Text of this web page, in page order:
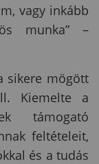
vagy inkább
munka” –
sikere mögött
Kiemelte a
támogató
feltételeit,
és a tudás